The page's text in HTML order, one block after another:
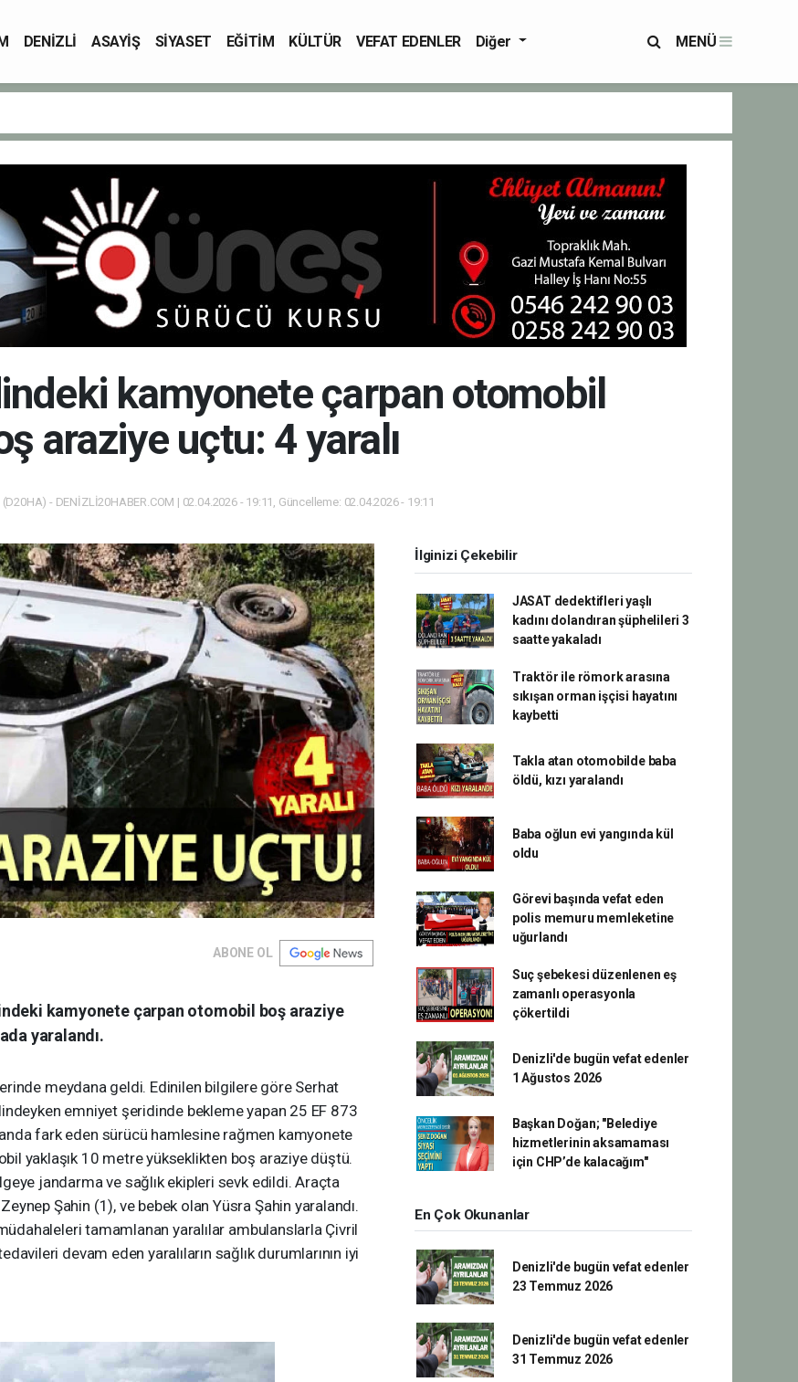
DENİZLİ ASAYİŞ SİYASET EĞİTİM KÜLTÜR VEFAT EDENLER Diğer MENÜ
kamyonete çarpan otomobil
araziye uçtu: 4 yaralı
(D20HA) - DENİZLİ20HABER.COM | 02.04.2026 - 19:11, Güncelleme: 02.04.2026 - 19:11
ABONE OL
kamyonete çarpan otomobil boş araziye
yaralandı.
meydana geldi. Edinilen bilgilere göre Serhat
emniyet şeridinde bekleme yapan 25 EF 873
fark eden sürücü hamlesine rağmen kamyonete
yaklaşık 10 metre yükseklikten boş araziye düştü.
jandarma ve sağlık ekipleri sevk edildi. Araçta
Şahin (1), ve bebek olan Yüsra Şahin yaralandı.
tamamlanan yaralılar ambulanslarla Çivril
devam eden yaralıların sağlık durumlarının iyi
İlginizi Çekebilir
JASAT dedektifleri yaşlı
kadını dolandıran şüphelileri 3
saatte yakaladı
Traktör ile römork arasına
sıkışan orman işçisi hayatını
kaybetti
Takla atan otomobilde baba
öldü, kızı yaralandı
Baba oğlun evi yangında kül
oldu
Görevi başında vefat eden
polis memuru memleketine
uğurlandı
Suç şebekesi düzenlenen eş
zamanlı operasyonla
çökertildi
Denizli'de bugün vefat edenler
1 Ağustos 2026
Başkan Doğan; "Belediye
hizmetlerinin aksamaması
için CHP’de kalacağım"
En Çok Okunanlar
Denizli'de bugün vefat edenler
23 Temmuz 2026
Denizli'de bugün vefat edenler
31 Temmuz 2026